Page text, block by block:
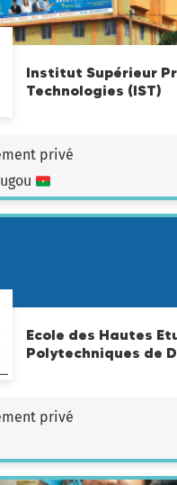
Institut Supérieur
Technologies (IST)
privé
Ecole des Hautes
Polytechniques de
privé